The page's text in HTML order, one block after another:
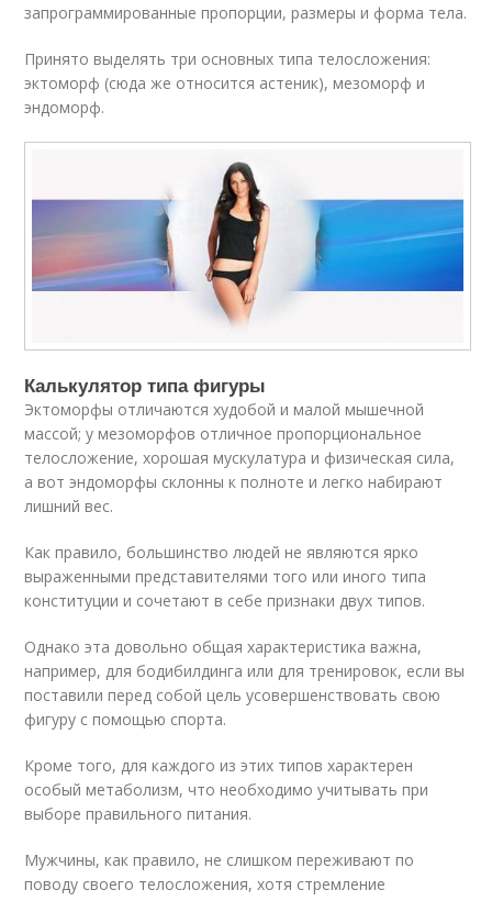
запрограммированные пропорции, размеры и форма тела.
Принято выделять три основных типа телосложения:
эктоморф (сюда же относится астеник), мезоморф и
эндоморф.
Калькулятор типа фигуры
Эктоморфы отличаются худобой и малой мышечной
массой; у мезоморфов отличное пропорциональное
телосложение, хорошая мускулатура и физическая сила,
а вот эндоморфы склонны к полноте и легко набирают
лишний вес.
Как правило, большинство людей не являются ярко
выраженными представителями того или иного типа
конституции и сочетают в себе признаки двух типов.
Однако эта довольно общая характеристика важна,
например, для бодибилдинга или для тренировок, если вы
поставили перед собой цель усовершенствовать свою
фигуру с помощью спорта.
Кроме того, для каждого из этих типов характерен
особый метаболизм, что необходимо учитывать при
выборе правильного питания.
Мужчины, как правило, не слишком переживают по
поводу своего телосложения, хотя стремление